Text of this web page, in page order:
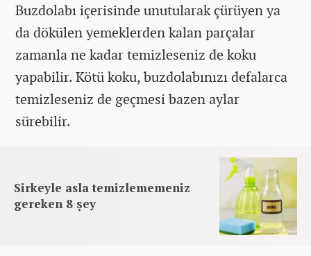
Buzdolabı içerisinde unutularak çürüyen ya
da dökülen yemeklerden kalan parçalar
zamanla ne kadar temizleseniz de koku
yapabilir. Kötü koku, buzdolabınızı defalarca
temizleseniz de geçmesi bazen aylar
sürebilir.
Sirkeyle asla temizlememeniz
gereken 8 şey